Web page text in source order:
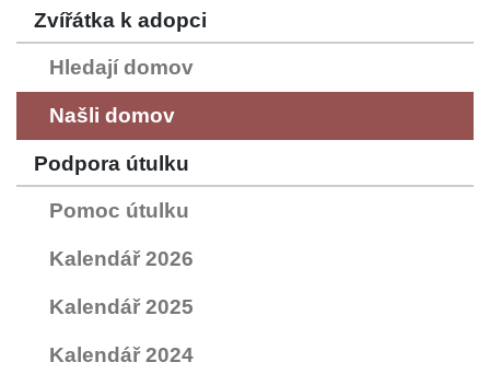
Zvířátka k adopci
Hledají domov
Našli domov
Podpora útulku
Pomoc útulku
Kalendář 2026
Kalendář 2025
Kalendář 2024